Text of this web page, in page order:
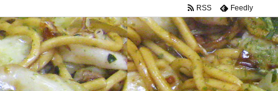
RSS Feedly